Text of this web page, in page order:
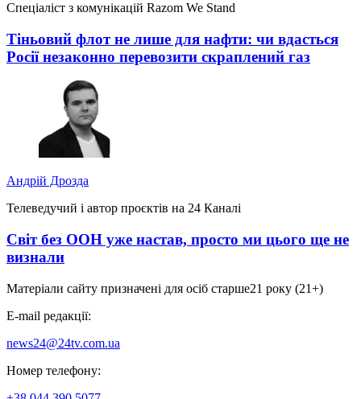
Спеціаліст з комунікацій Razom We Stand
Тіньовий флот не лише для нафти: чи вдасться
Росії незаконно перевозити скраплений газ
Андрій Дрозда
Телеведучий і автор проєктів на 24 Каналі
Світ без ООН уже настав, просто ми цього ще не
визнали
Матеріали сайту призначені для осіб старше21 року (21+)
E-mail редакції:
news24@24tv.com.ua
Номер телефону: